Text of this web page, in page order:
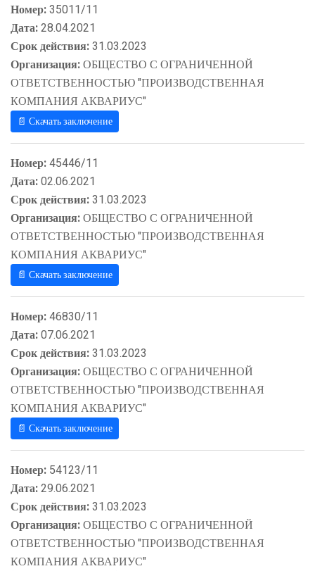
Номер:35011/11
Дата:28.04.2021
Срок действия:31.03.2023
Организация:ОБЩЕСТВО С ОГРАНИЧЕННОЙ
ОТВЕТСТВЕННОСТЬЮ "ПРОИЗВОДСТВЕННАЯ
КОМПАНИЯ АКВАРИУС"
📄 Скачать заключение
Номер:45446/11
Дата:02.06.2021
Срок действия:31.03.2023
Организация:ОБЩЕСТВО С ОГРАНИЧЕННОЙ
ОТВЕТСТВЕННОСТЬЮ "ПРОИЗВОДСТВЕННАЯ
КОМПАНИЯ АКВАРИУС"
📄 Скачать заключение
Номер:46830/11
Дата:07.06.2021
Срок действия:31.03.2023
Организация:ОБЩЕСТВО С ОГРАНИЧЕННОЙ
ОТВЕТСТВЕННОСТЬЮ "ПРОИЗВОДСТВЕННАЯ
КОМПАНИЯ АКВАРИУС"
📄 Скачать заключение
Номер: 54123/11
Дата:29.06.2021
Срок действия:31.03.2023
Организация:ОБЩЕСТВО С ОГРАНИЧЕННОЙ
ОТВЕТСТВЕННОСТЬЮ "ПРОИЗВОДСТВЕННАЯ
КОМПАНИЯ АКВАРИУС"